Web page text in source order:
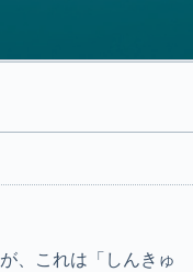
、これは「しんきゅ